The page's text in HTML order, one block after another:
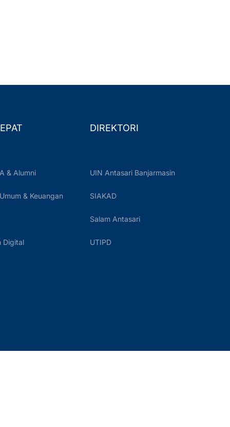
& Alumni
& Keuangan
Digital
DIREKTORI
UIN Antasari Banjarmasin
SIAKAD
Salam Antasari
UTIPD